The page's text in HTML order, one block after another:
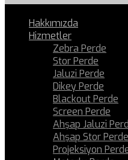
Hakkımızda
Hizmetler
Zebra Perde
Stor Perde
Jaluzi Perde
Dikey Perde
Blackout Perde
Screen Perde
Ahşap Jaluzi
Ahşap Stor Perde
Projeksiyon